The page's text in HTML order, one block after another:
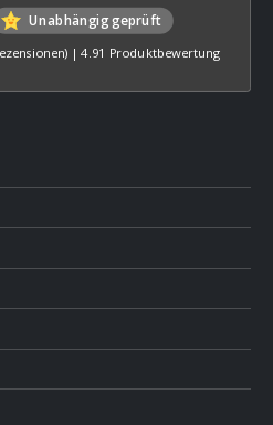
Unabhängig geprüft
|4.91 Produktbewertung